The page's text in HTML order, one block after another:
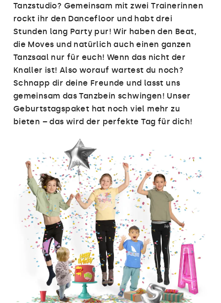
Tanzstudio? Gemeinsam mit zwei Trainerinnen
rockt ihr den Dancefloor und habt drei
Stunden lang Party pur! Wir haben den Beat,
die Moves und natürlich auch einen ganzen
Tanzsaal nur für euch! Wenn das nicht der
Knaller ist! Also worauf wartest du noch?
Schnapp dir deine Freunde und lasst uns
gemeinsam das Tanzbein schwingen! Unser
Geburtstagspaket hat noch viel mehr zu
bieten – das wird der perfekte Tag für dich!